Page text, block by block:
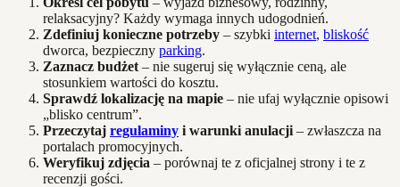
relaksacyjny? Każdy wymaga innych udogodnień.
Zdefiniuj konieczne potrzeby – szybki internet, bliskość
dworca, bezpieczny parking.
Zaznacz budżet – nie sugeruj się wyłącznie ceną, ale
stosunkiem wartości do kosztu.
Sprawdź lokalizację na mapie – nie ufaj wyłącznie opisowi
„blisko centrum”.
Przeczytaj regulaminy i warunki anulacji – zwłaszcza na
portalach promocyjnych.
Weryfikuj zdjęcia – porównaj te z oficjalnej strony i te z
recenzji gości.